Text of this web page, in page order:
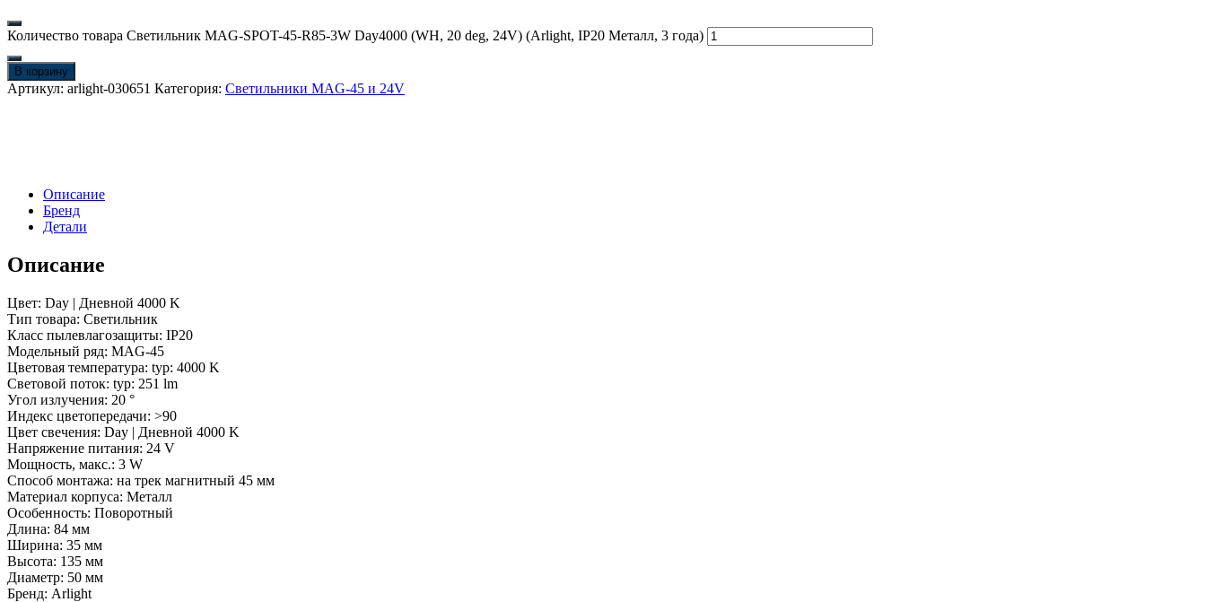
Количество товара Светильник MAG-SPOT-45-R85-3W Day4000 (WH, 20 deg, 24V) (Arlight, IP20 Металл, 3 года)
В корзину
Артикул: arlight-030651 Категория: Светильники MAG-45 и 24V
Описание
Бренд
Детали
Описание
Цвет: Day | Дневной 4000 K
Тип товара: Светильник
Класс пылевлагозащиты: IP20
Модельный ряд: MAG-45
Цветовая температура: typ: 4000 K
Световой поток: typ: 251 lm
Угол излучения: 20 °
Индекс цветопередачи: >90
Цвет свечения: Day | Дневной 4000 K
Напряжение питания: 24 V
Мощность, макс.: 3 W
Способ монтажа: на трек магнитный 45 мм
Материал корпуса: Металл
Особенность: Поворотный
Длина: 84 мм
Ширина: 35 мм
Высота: 135 мм
Диаметр: 50 мм
Бренд: Arlight